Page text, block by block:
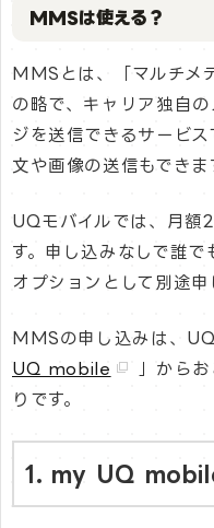
MMSは使える？
MMSとは、「マルチメ
の略で、キャリア独自
ジを送信できるサービ
文や画像の送信もできま
UQモバイルでは、月
す。申し込みなしで誰で
オプションとして別途申
MMSの申し込みは、
UQ mobile
」から
りです。
1. my UQ